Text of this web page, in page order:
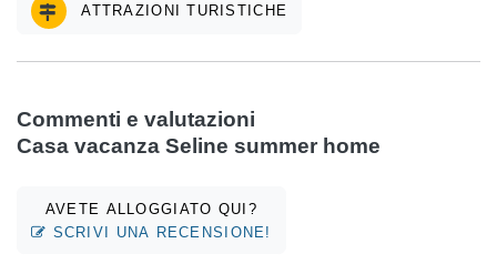
ATTRAZIONI TURISTICHE
Commenti e valutazioni
Casa vacanza Seline summer home
AVETE ALLOGGIATO QUI?
SCRIVI UNA RECENSIONE!